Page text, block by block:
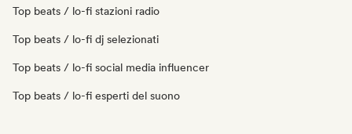
Top beats / lo-fi stazioni radio
Top beats / lo-fi dj selezionati
Top beats / lo-fi social media influencer
Top beats / lo-fi esperti del suono